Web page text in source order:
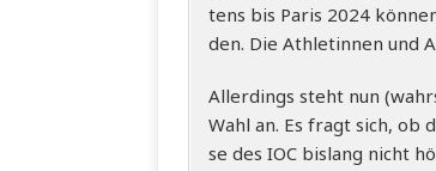
tens bis Paris 2024
den. Die Ath­le­tin­nen und
Aller­dings steht nun
Wahl an. Es fragt sich,
se des IOC bis­lang nicht